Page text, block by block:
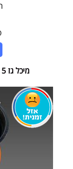
מיכל גז 5 ק"ג כולל ראש גזיה בצבע שחור